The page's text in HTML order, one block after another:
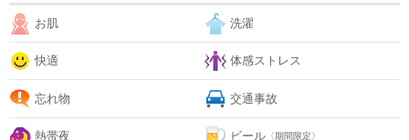
お肌 洗濯
快適 体感ストレス
忘れ物 交通事故
熱帯夜 ビール 〈期間限定〉